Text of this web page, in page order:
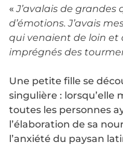
«J’avalais de
d’émotions. J’avais
qui venaient de loin
imprégnés des
Une petite fille se
singulière : lorsqu’elle
toutes les personnes
l’élaboration de sa
l’anxiété du paysan